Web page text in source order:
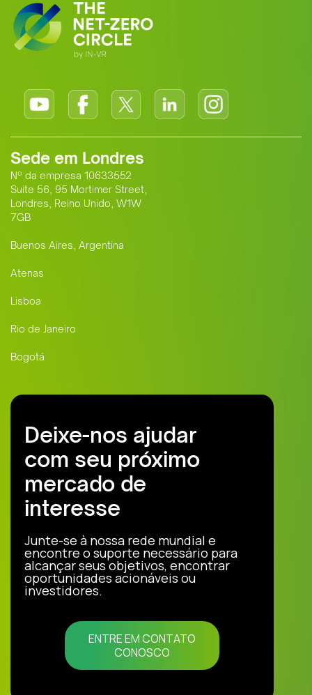
Sede em Londres
Nº da empresa 10633552
Suite 56, 95 Mortimer Street,
Londres, Reino Unido, W1W
7GB
Buenos Aires, Argentina
Atenas
Lisboa
Rio de Janeiro
Bogotá
Deixe-nos ajudar
com seu próximo
mercado de
interesse
Junte-se à nossa rede mundial e
encontre o suporte necessário para
alcançar seus objetivos, encontrar
oportunidades acionáveis ou
investidores.
ENTRE EM CONTATO
CONOSCO